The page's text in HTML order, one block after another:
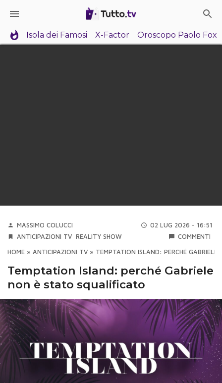
Isola dei Famosi X-Factor Oroscopo Paolo Fox
MASSIMO COLUCCI
02 LUG 2026 - 16:51
ANTICIPAZIONI TV REALITY SHOW COMMENTI
HOME » ANTICIPAZIONI TV » TEMPTATION ISLAND: PERCHÉ
Temptation Island: perché Gabriele
non è stato squalificato